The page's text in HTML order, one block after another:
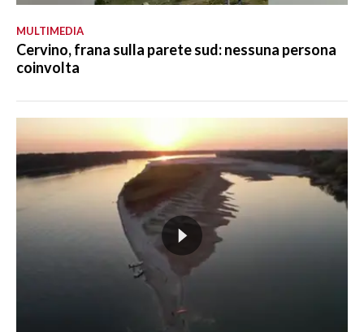
MULTIMEDIA
Cervino, frana sulla parete sud: nessuna persona
coinvolta